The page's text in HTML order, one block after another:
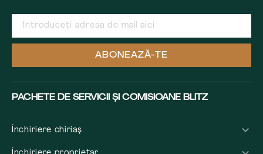
ABONEAZĂ-TE
PACHETE DE SERVICII ȘI COMISIOANE BLITZ
Închiriere chiriaș